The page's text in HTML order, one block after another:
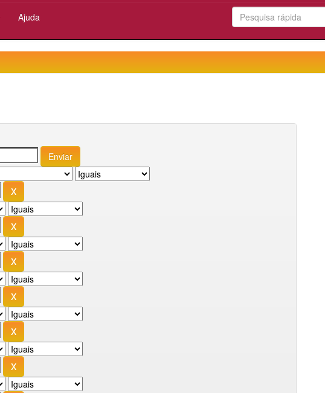
Ajuda